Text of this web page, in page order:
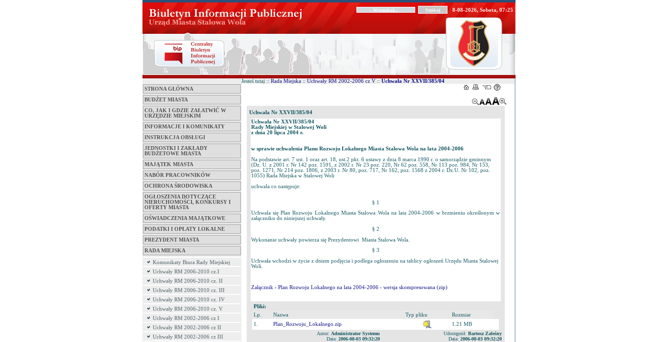
8-08-2026, Sobota, 07:25
STRONA GŁÓWNA
BUDŻET MIASTA
CO, JAK I GDZIE ZAŁATWIĆ W
URZĘDZIE MIEJSKIM
INFORMACJE I KOMUNIKATY
INSTRUKCJA OBSŁUGI
JEDNOSTKI I ZAKŁADY
BUDŻETOWE MIASTA
MAJĄTEK MIASTA
NABÓR PRACOWNIKÓW
OCHRONA ŚRODOWISKA
OGŁOSZENIA DOTYCZĄCE
NIERUCHOMOŚCI, KONKURSY I
OFERTY MIASTA
OŚWIADCZENIA MAJĄTKOWE
PODATKI I OPŁATY LOKALNE
PREZYDENT MIASTA
RADA MIEJSKA
Komunikaty Biura Rady Miejskiej
Uchwały RM 2006-2010 cz.I
Uchwały RM 2006-2010 cz. II
Uchwały RM 2006-2010 cz. III
Uchwały RM 2006-2010 cz. IV
Uchwały RM 2006-2010 cz. V
Uchwały RM 2002-2006 cz I
Uchwały RM 2002-2006 cz II
Uchwały RM 2002-2006 cz III
Jesteś tutaj :: Rada Miejska :: Uchwały RM 2002-2006 cz V :: Uchwała Nr XXVII/385/04
Uchwała Nr XXVII/385/04
Uchwała Nr XXVII/385/04
Rady Miejskiej w Stalowej Woli
z dnia 20 lipca 2004 r.
w sprawie uchwalenia Planu Rozwoju Lokalnego Miasta Stalowa Wola na lata 2004-2006
Na podstawie art. 7 ust. 1 oraz art. 18, ust.2 pkt. 6 ustawy z dnia 8 marca 1990 r. o samorządzie gminnym
(Dz. U. z 2001 r. Nr 142 poz. 1591, z 2002 r. Nr 23 poz. 220, Nr 62 poz. 558, Nr 113 poz. 984, Nr 153,
poz. 1271, Nr 214 poz. 1806, z 2003 r. Nr 80, poz. 717, Nr 162, poz. 1568 z 2004 r. Dz.U. Nr 102, poz.
1055) Rada Miejska w Stalowej Woli
uchwala co następuje:
§ 1
Uchwala się Plan Rozwoju Lokalnego Miasta Stalowa Wola na lata 2004-2006 w brzmieniu określonym w
załączniku do niniejszej uchwały.
§ 2
Wykonanie uchwały powierza się Prezydentowi Miasta Stalowa Wola.
§ 3
Uchwała wchodzi w życie z dniem podjęcia i podlega ogłoszeniu na tablicy ogłoszeń Urzędu Miasta Stalowej
Woli.
Załącznik - Plan Rozwoju Lokalnego na lata 2004-2006 - wersja skompresowana (zip)
Pliki:
Lp. Nazwa Typ pliku
Rozmiar
1.
Plan_Rozwoju_Lokalnego.zip
1.21 MB
Autor: Administrator Systemu
Data: 2006-08-03 09:32:20
Udostępnił: Bartosz Zaleśny
Data: 2006-08-03 09:32:20